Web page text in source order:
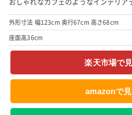
外形寸法 幅123cm 奥行67cm 高さ68cm
座面高36cm
楽天市場で
amazonで